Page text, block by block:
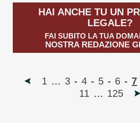
HAI ANCHE TU UN
LEGALE?
FAI SUBITO LA TUA
NOSTRA REDAZIONE
1 … 3 - 4 - 5 - 6 - 7
11 … 125